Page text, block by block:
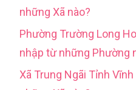
những Xã nào?
Phường Trường Long
nhập từ những Phường
Xã Trung Ngãi Tỉnh